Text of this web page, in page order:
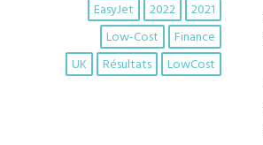
2021
2022
EasyJet
Finance
Low-Cost
LowCost
Résultats
UK